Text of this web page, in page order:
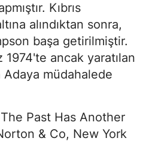
Kıbrıs
alındıktan sonra,
başa getirilmiştir.
ancak yaratılan
müdahalede
Past Has Another
& Co, New York